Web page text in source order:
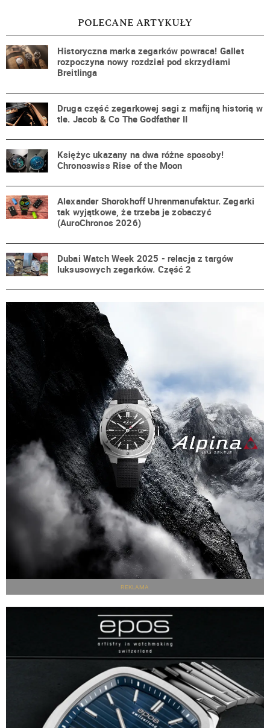
POLECANE ARTYKUŁY
Historyczna marka zegarków powraca! Gallet
rozpoczyna nowy rozdział pod skrzydłami
Breitlinga
Druga część zegarkowej sagi z mafijną historią w
tle. Jacob & Co The Godfather II
Księżyc ukazany na dwa różne sposoby!
Chronoswiss Rise of the Moon
Alexander Shorokhoff Uhrenmanufaktur. Zegarki
tak wyjątkowe, że trzeba je zobaczyć
(AuroChronos 2026)
Dubai Watch Week 2025 - relacja z targów
luksusowych zegarków. Część 2
REKLAMA